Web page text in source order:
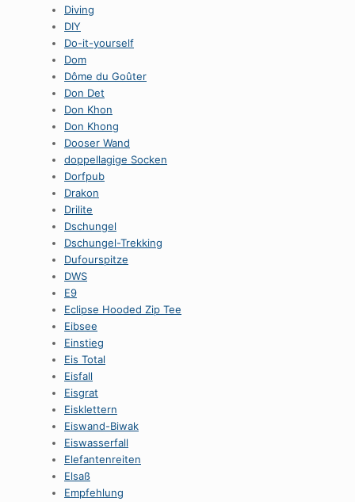
Diving
DIY
Do-it-yourself
Dom
Dôme du Goûter
Don Det
Don Khon
Don Khong
Dooser Wand
doppellagige Socken
Dorfpub
Drakon
Drilite
Dschungel
Dschungel-Trekking
Dufourspitze
DWS
E9
Eclipse Hooded Zip Tee
Eibsee
Einstieg
Eis Total
Eisfall
Eisgrat
Eisklettern
Eiswand-Biwak
Eiswasserfall
Elefantenreiten
Elsaß
Empfehlung